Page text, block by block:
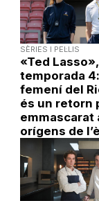
SÈRIES I PEL·LIS
«Ted Lasso»,
temporada
femení del
és un retorn
emmascarat
orígens de